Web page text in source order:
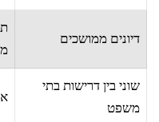
דיונים ממושכים
שוני בין דרישות בתי
משפט